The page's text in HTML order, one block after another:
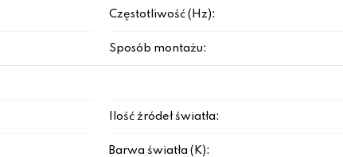
Częstotliwość (Hz):
Sposób montażu:
Ilość źródeł światła:
Barwa światła (K):